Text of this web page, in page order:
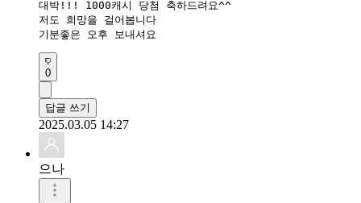
대박!!! 1000캐시 당첨 축하드려요^^
저도 희망을 걸어봅니다
기분좋은 오후 보내셔요
0
답글 쓰기
2025.03.05 14:27
으나